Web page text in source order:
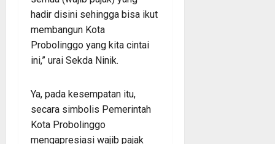
hadir disini sehingga bisa ikut
membangun Kota
Probolinggo yang kita cintai
ini,” urai Sekda Ninik.
Ya, pada kesempatan itu,
secara simbolis Pemerintah
Kota Probolinggo
mengapresiasi wajib pajak